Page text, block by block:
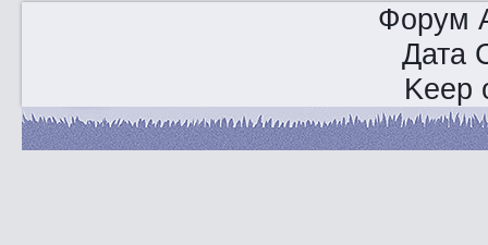
Форум
Дата
Keep